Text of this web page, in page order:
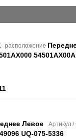
расположение
Левое Артикул /
UQ-075-5336